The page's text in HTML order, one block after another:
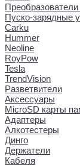
Пуско-зарядные
Carku
Hummer
Neoline
RoyPow
Tesla
TrendVision
Разветвители
Аксессуары
MicroSD карты
Адаптеры
Алкотестеры
Динго
Держатели
Кабеля